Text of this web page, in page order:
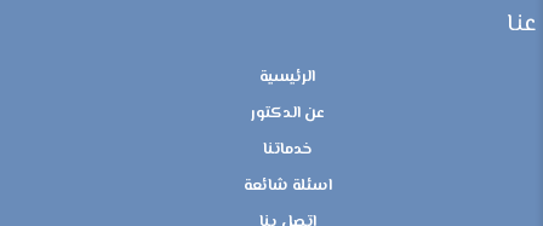
عنا
الرئيسية
عن الدكتور
خدماتنا
اسئلة شائعة